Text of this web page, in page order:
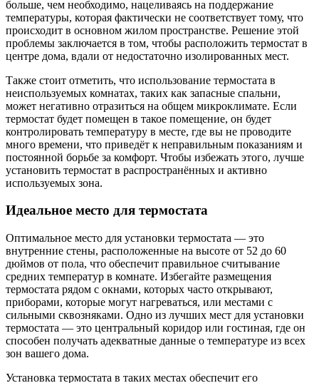
больше, чем необходимо, нацеливаясь на поддержание
температуры, которая фактически не соответствует тому, что
происходит в основном жилом пространстве. Решение этой
проблемы заключается в том, чтобы расположить термостат в
центре дома, вдали от недостаточно изолированных мест.
Также стоит отметить, что использование термостата в
неиспользуемых комнатах, таких как запасные спальни,
может негативно отразиться на общем микроклимате. Если
термостат будет помещен в такое помещение, он будет
контролировать температуру в месте, где вы не проводите
много времени, что приведёт к неправильным показаниям и
постоянной борьбе за комфорт. Чтобы избежать этого, лучше
установить термостат в распространённых и активно
используемых зона.
Идеальное место для термостата
Оптимальное место для установки термостата — это
внутренние стены, расположенные на высоте от 52 до 60
дюймов от пола, что обеспечит правильное считывание
средних температур в комнате. Избегайте размещения
термостата рядом с окнами, которых часто открывают,
приборами, которые могут нагреваться, или местами с
сильными сквозняками. Одно из лучших мест для установки
термостата — это центральный коридор или гостиная, где он
способен получать адекватные данные о температуре из всех
зон вашего дома.
Установка термостата в таких местах обеспечит его